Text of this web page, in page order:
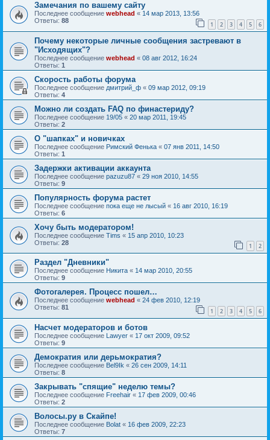
Замечания по вашему сайту
Последнее сообщение webhead « 14 мар 2013, 13:56
Ответы: 88 1 2 3 4 5 6
Почему некоторые личные сообщения застревают в
"Исходящих"?
Последнее сообщение webhead « 08 авг 2012, 16:24
Ответы: 1
Скорость работы форума
Последнее сообщение дмитрий_ф « 09 мар 2012, 09:19
Ответы: 4
Можно ли создать FAQ по финастериду?
Последнее сообщение 19/05 « 20 мар 2011, 19:45
Ответы: 2
О "шапках" и новичках
Последнее сообщение Римский Фенька « 07 янв 2011, 14:50
Ответы: 1
Задержки активации аккаунта
Последнее сообщение pazuzu87 « 29 ноя 2010, 14:55
Ответы: 9
Популярность форума растет
Последнее сообщение пока еще не лысый « 16 авг 2010, 16:19
Ответы: 6
Хочу быть модератором!
Последнее сообщение Tims « 15 апр 2010, 10:23
Ответы: 28 1 2
Раздел "Дневники"
Последнее сообщение Hикита « 14 мар 2010, 20:55
Ответы: 9
Фотогалерея. Процесс пошел…
Последнее сообщение webhead « 24 фев 2010, 12:19
Ответы: 81 1 2 3 4 5 6
Насчет модераторов и ботов
Последнее сообщение Lawyer « 17 окт 2009, 09:52
Ответы: 9
Демократия или дерьмократия?
Последнее сообщение Bel9Ik « 26 сен 2009, 14:11
Ответы: 8
Закрывать "спящие" неделю темы?
Последнее сообщение Freehair « 17 фев 2009, 00:46
Ответы: 2
Волосы.ру в Скайпе!
Последнее сообщение Bolat « 16 фев 2009, 22:23
Ответы: 7